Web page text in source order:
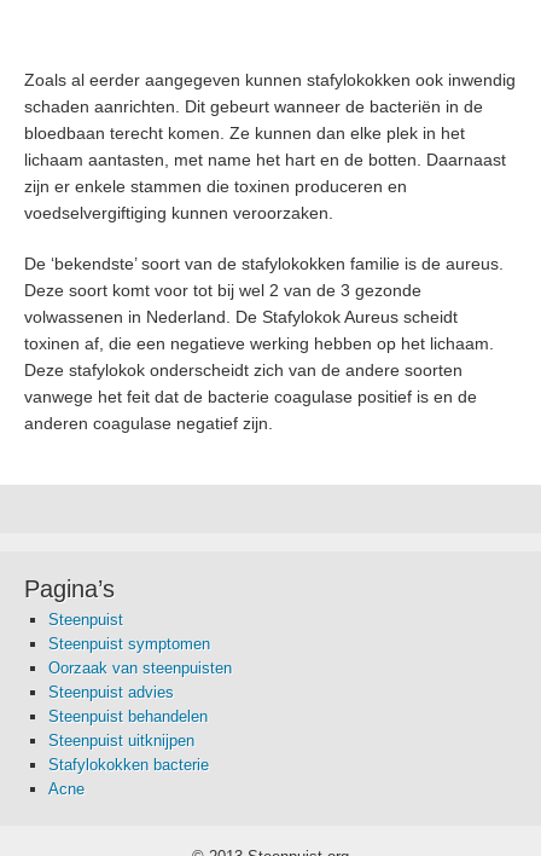
Zoals al eerder aangegeven kunnen stafylokokken ook inwendig
schaden aanrichten. Dit gebeurt wanneer de bacteriën in de
bloedbaan terecht komen. Ze kunnen dan elke plek in het
lichaam aantasten, met name het hart en de botten. Daarnaast
zijn er enkele stammen die toxinen produceren en
voedselvergiftiging kunnen veroorzaken.
De ‘bekendste’ soort van de stafylokokken familie is de aureus.
Deze soort komt voor tot bij wel 2 van de 3 gezonde
volwassenen in Nederland. De Stafylokok Aureus scheidt
toxinen af, die een negatieve werking hebben op het lichaam.
Deze stafylokok onderscheidt zich van de andere soorten
vanwege het feit dat de bacterie coagulase positief is en de
anderen coagulase negatief zijn.
Pagina’s
Steenpuist
Steenpuist symptomen
Oorzaak van steenpuisten
Steenpuist advies
Steenpuist behandelen
Steenpuist uitknijpen
Stafylokokken bacterie
Acne